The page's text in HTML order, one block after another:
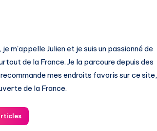
m'appelle Julien et je suis un passionné de
de la France. Je la parcoure depuis des
mes endroits favoris sur ce site,
de la France.